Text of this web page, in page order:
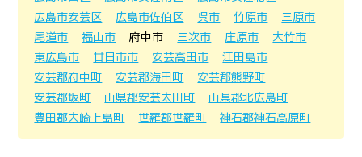
広島市安芸区
広島市佐伯区 呉市 竹原市
三原市
尾道市
福山市 府中市 三次市 庄原市
大竹市
東広島市
廿日市市 安芸高田市
江田島市
安芸郡府中町
安芸郡海田町
安芸郡熊野町
安芸郡坂町
山県郡安芸太田町
山県郡北広島町
豊田郡大崎上島町
世羅郡世羅町 神石郡神石高原町